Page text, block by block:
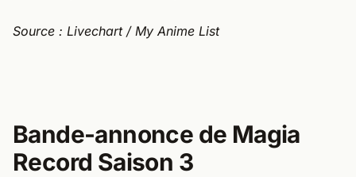
Source : Livechart / My Anime List
Bande-annonce de Magia
Record Saison 3